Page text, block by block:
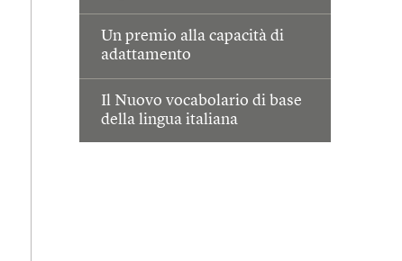
Un premio alla capacità di
adattamento
Il Nuovo vocabolario di base
della lingua italiana